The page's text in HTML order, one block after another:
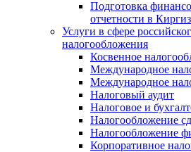
Подготовка
отчетности в
Услуги в сфере
налогообложения
Косвенное
Международное
Международное
Налоговый аудит
Налоговое и
Налогообложение
Налогообложение
Корпоративное